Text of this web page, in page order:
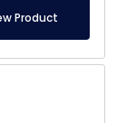
Product